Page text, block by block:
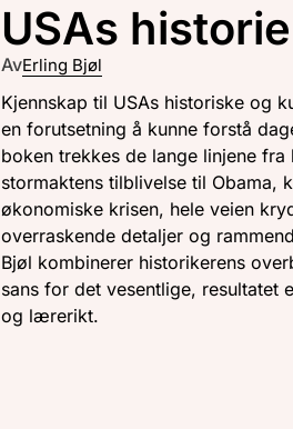
USAs historie
AvErling Bjøl
Kjennskap til USAs historiske og
en forutsetning å kunne forstå
boken trekkes de lange linjene fra
stormaktens tilblivelse til Obama,
økonomiske krisen, hele veien
overraskende detaljer og
Bjøl kombinerer historikerens
sans for det vesentlige, resultatet
og lærerikt.